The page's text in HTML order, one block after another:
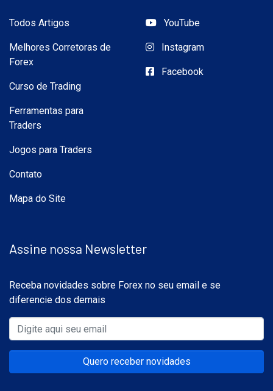
Todos Artigos
Melhores Corretoras de
Forex
Curso de Trading
Ferramentas para
Traders
Jogos para Traders
Contato
Mapa do Site
YouTube
Instagram
Facebook
Assine nossa Newsletter
Receba novidades sobre Forex no seu email e se
diferencie dos demais
Quero receber novidades